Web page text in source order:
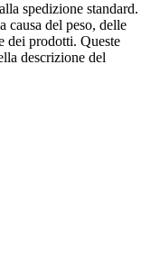
spedizione standard.
causa del peso, delle
dei prodotti. Queste
descrizione del